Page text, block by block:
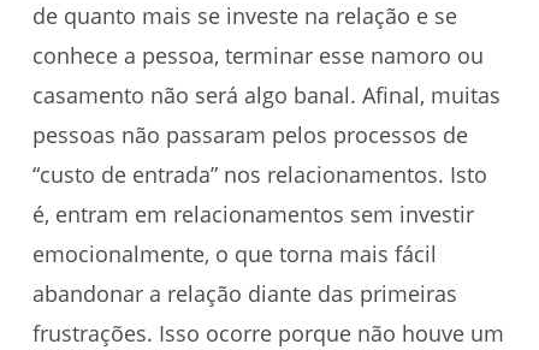
de quanto mais se investe na relação e se
conhece a pessoa, terminar esse namoro ou
casamento não será algo banal. Afinal, muitas
pessoas não passaram pelos processos de
“custo de entrada” nos relacionamentos. Isto
é, entram em relacionamentos sem investir
emocionalmente, o que torna mais fácil
abandonar a relação diante das primeiras
frustrações. Isso ocorre porque não houve um